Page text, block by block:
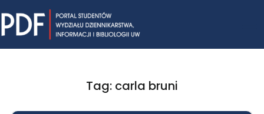
to
content
Tag: carla bruni